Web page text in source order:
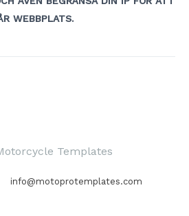
WEBBPLATS.
Templates
info@motoprotemplates.com